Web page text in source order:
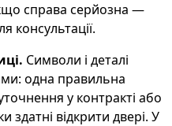
справа серйозна —
консультації.
Символи і деталі
одна правильна
у контракті або
відкрити двері. У